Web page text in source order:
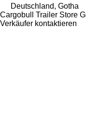
Deutschland, Gotha
Cargobull Trailer Store
Verkäufer kontaktieren